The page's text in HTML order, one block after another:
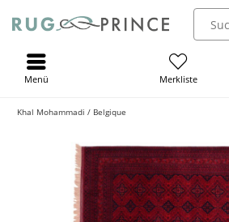
Merkliste
Menü
Khal Mohammadi / Belgique